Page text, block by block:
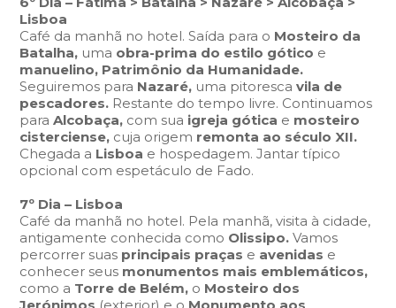
Lisboa
Café da manhã no hotel. Saída para o Mosteiro da
Batalha, uma obra-prima do estilo gótico e
manuelino, Patrimônio da Humanidade.
Seguiremos para Nazaré, uma pitorescavila de
pescadores. Restante do tempo livre. Continuamos
paraAlcobaça, com sua igreja gótica e mosteiro
cisterciense, cuja origem remonta ao século XII.
Chegada a Lisboa e hospedagem. Jantar típico
opcional com espetáculo de Fado.
7º Dia – Lisboa
Café da manhã no hotel. Pela manhã, visita à cidade,
antigamente conhecida como Olissipo. Vamos
percorrer suas principais praças e avenidas e
conhecer seus monumentos mais emblemáticos,
como a Torre de Belém, o Mosteiro dos